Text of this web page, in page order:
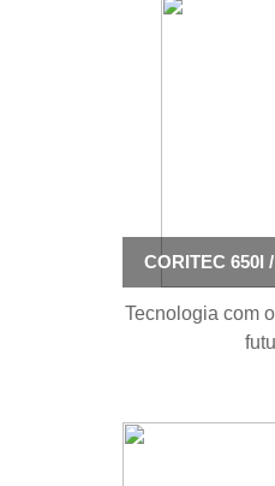
CORITEC 650I
Tecnologia com